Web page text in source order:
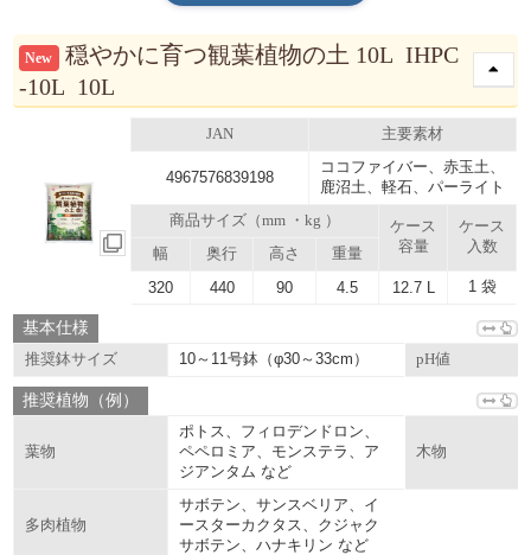
New
穏やかに育つ観葉植物の土 10L IHPC
-10L 10L
JAN 主要素材
4967576839198
ココファイバー、赤玉土、
鹿沼土、軽石、パーライト
商品サイズ（mm ・kg ）
ケース
容量
ケース
入数
幅 奥行 高さ 重量
320 440 90 4.5 12.7 L 1 袋
基本仕様
推奨鉢サイズ 10～11号鉢（φ30～33cm） pH値
推奨植物（例）
葉物
ポトス、フィロデンドロン、
ペペロミア、モンステラ、ア
ジアンタム など
木物
多肉植物
サボテン、サンスベリア、イ
ースターカクタス、クジャク
サボテン、ハナキリン など